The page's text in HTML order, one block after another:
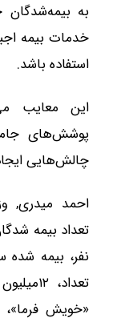
به
خدمات بیمه
استفاده باشد.
این معایب
پوشش‌های
چالش‌هایی
احمد میدری,
نفر، بیمه شده
تعداد،
«خویش فرما»،